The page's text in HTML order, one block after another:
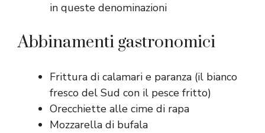
in queste denominazioni
Abbinamenti gastronomici
Frittura di calamari e paranza (il bianco
fresco del Sud con il pesce fritto)
Orecchiette alle cime di rapa
Mozzarella di bufala